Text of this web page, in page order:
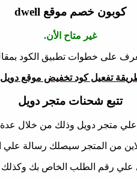
كوبون خصم موقع dwell
غير متاح الأن.
على خطوات تطبيق الكود بمقال
تفعيل كود تخفيض موقع دويل
تتبع شحنات متجر دويل
علي متجر دويل وذلك من خلال
من المتجر سيصلك رسالة علي
علي رقم الطلب الخاص بك وكذلك